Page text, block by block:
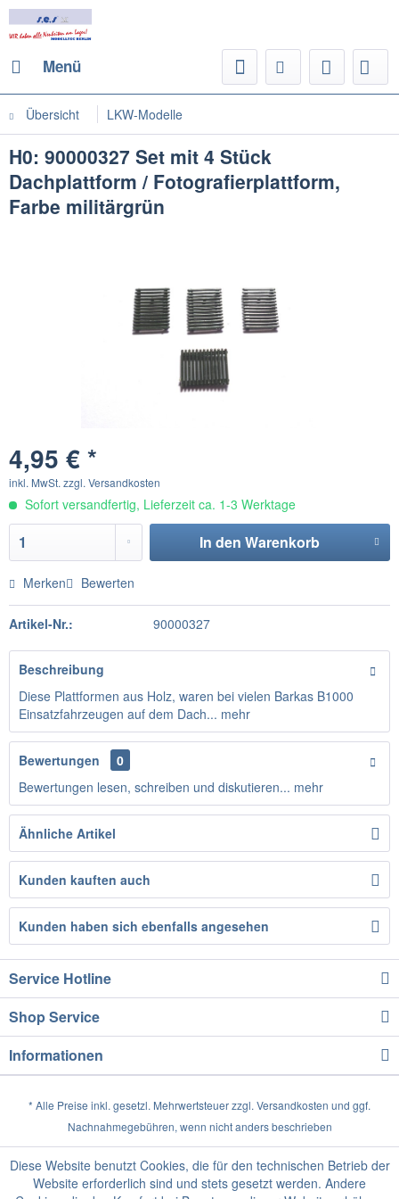
Menü
Übersicht LKW-Modelle
H0: 90000327 Set mit 4 Stück
Dachplattform / Fotografierplattform,
Farbe militärgrün
4,95 € *
inkl. MwSt. zzgl. Versandkosten
Sofort versandfertig, Lieferzeit ca. 1-3 Werktage
In den Warenkorb
Merken Bewerten
Artikel-Nr.: 90000327
Beschreibung
Diese Plattformen aus Holz, waren bei vielen Barkas B1000
Einsatzfahrzeugen auf dem Dach... mehr
Bewertungen
0
Bewertungen lesen, schreiben und diskutieren... mehr
Ähnliche Artikel
Kunden kauften auch
Kunden haben sich ebenfalls angesehen
Service Hotline
Shop Service
Informationen
* Alle Preise inkl. gesetzl. Mehrwertsteuer zzgl. Versandkosten und ggf.
Nachnahmegebühren, wenn nicht anders beschrieben
Diese Website benutzt Cookies, die für den technischen Betrieb der
Website erforderlich sind und stets gesetzt werden. Andere